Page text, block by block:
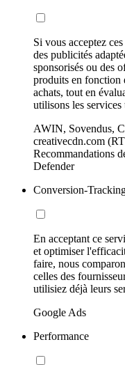
Si vous acceptez
des publicités
sponsorisés ou des
produits en fonction
achats, tout en
utilisons les services
AWIN, Sovendus,
creativecdn.com
Recommandations
Defender
Conversion-
En acceptant ce
et optimiser
faire, nous
celles des
utilisiez déjà leurs
Google Ads
Performance